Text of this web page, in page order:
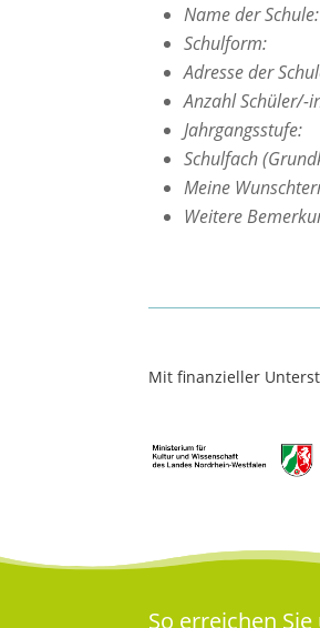
Name der Schule:
Schulform:
Adresse der
Anzahl Schüler/-
Jahrgangsstufe:
Schulfach
Meine
Weitere
Mit finanzieller
So erreichen Sie